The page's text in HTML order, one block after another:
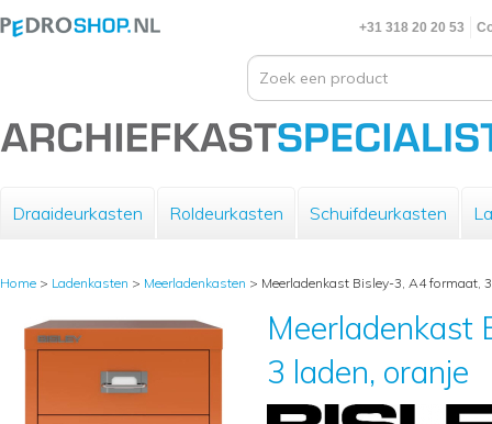
+31 318 20 20 53
Draaideurkasten Roldeurkasten Schuifdeurkasten
Home > Ladenkasten > Meerladenkasten > Meerladenkast Bisley-3, A4 formaat,
Meerladenkast
3 laden, oranje